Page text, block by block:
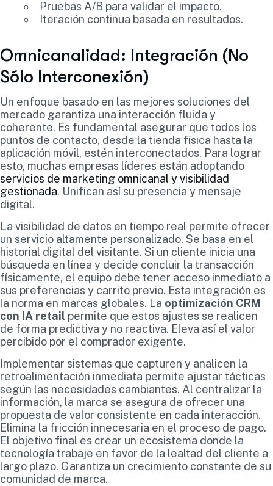
Pruebas A/B para validar el impacto.
Iteración continua basada en resultados.
Omnicanalidad: Integración (No
Sólo Interconexión)
Un enfoque basado en las mejores soluciones del
mercado garantiza una interacción fluida y
coherente. Es fundamental asegurar que todos los
puntos de contacto, desde la tienda física hasta la
aplicación móvil, estén interconectados. Para lograr
esto, muchas empresas líderes están adoptando
servicios de marketing omnicanal y visibilidad
gestionada. Unifican así su presencia y mensaje
digital.
La visibilidad de datos en tiempo real permite ofrecer
un servicio altamente personalizado. Se basa en el
historial digital del visitante. Si un cliente inicia una
búsqueda en línea y decide concluir la transacción
físicamente, el equipo debe tener acceso inmediato a
sus preferencias y carrito previo. Esta integración es
la norma en marcas globales. La optimización CRM
con IA retail permite que estos ajustes se realicen
de forma predictiva y no reactiva. Eleva así el valor
percibido por el comprador exigente.
Implementar sistemas que capturen y analicen la
retroalimentación inmediata permite ajustar tácticas
según las necesidades cambiantes. Al centralizar la
información, la marca se asegura de ofrecer una
propuesta de valor consistente en cada interacción.
Elimina la fricción innecesaria en el proceso de pago.
El objetivo final es crear un ecosistema donde la
tecnología trabaje en favor de la lealtad del cliente a
largo plazo. Garantiza un crecimiento constante de su
comunidad de marca.